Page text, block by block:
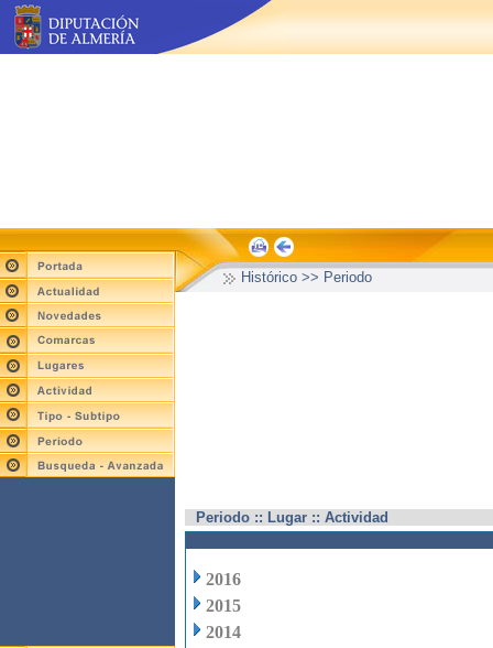
Histórico >> Periodo
Periodo :: Lugar :: Actividad
2016
2015
2014